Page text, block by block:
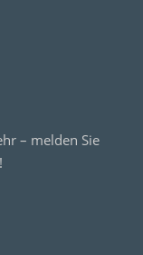
– melden Sie